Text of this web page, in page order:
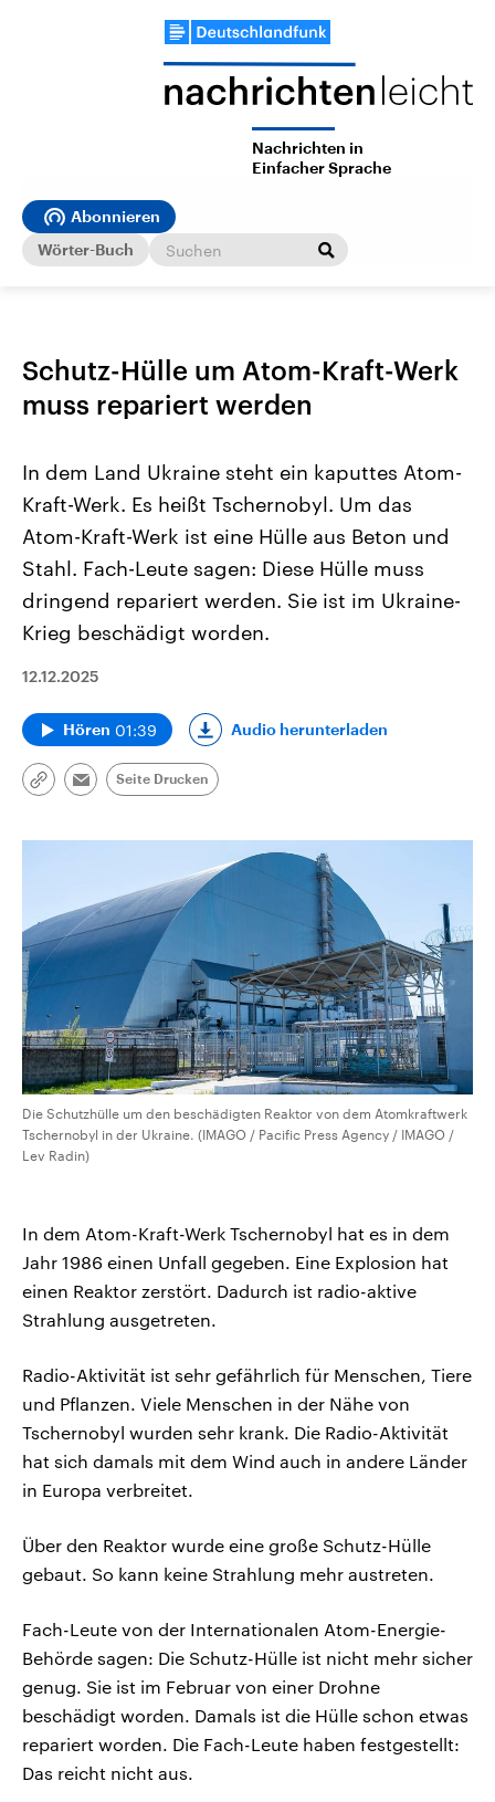
Nachrichten in
Einfacher Sprache
Abonnieren
Wörter-Buch
Schutz-Hülle um Atom-Kraft-Werk
muss repariert werden
In dem Land Ukraine steht ein kaputtes Atom-
Kraft-Werk. Es heißt Tschernobyl. Um das
Atom-Kraft-Werk ist eine Hülle aus Beton und
Stahl. Fach-Leute sagen: Diese Hülle muss
dringend repariert werden. Sie ist im Ukraine-
Krieg beschädigt worden.
12.12.2025
Hören 01:39 Audio herunterladen
Link
Email
Seite Drucken
Die Schutzhülle um den beschädigten Reaktor von dem Atomkraftwerk
Tschernobyl in der Ukraine. (IMAGO / Pacific Press Agency / IMAGO /
Lev Radin)
In dem Atom-Kraft-Werk Tschernobyl hat es in dem
Jahr 1986 einen Unfall gegeben. Eine Explosion hat
einen Reaktor zerstört. Dadurch ist radio-aktive
Strahlung ausgetreten.
Radio-Aktivität ist sehr gefährlich für Menschen, Tiere
und Pflanzen. Viele Menschen in der Nähe von
Tschernobyl wurden sehr krank. Die Radio-Aktivität
hat sich damals mit dem Wind auch in andere Länder
in Europa verbreitet.
Über den Reaktor wurde eine große Schutz-Hülle
gebaut. So kann keine Strahlung mehr austreten.
Fach-Leute von der Internationalen Atom-Energie-
Behörde sagen: Die Schutz-Hülle ist nicht mehr sicher
genug. Sie ist im Februar von einer Drohne
beschädigt worden. Damals ist die Hülle schon etwas
repariert worden. Die Fach-Leute haben festgestellt:
Das reicht nicht aus.